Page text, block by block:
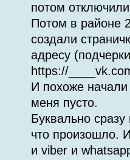
потом
Потом в районе
создали
адресу
https://
И похоже
меня пусто.
Буквально
что произошло.
и viber и